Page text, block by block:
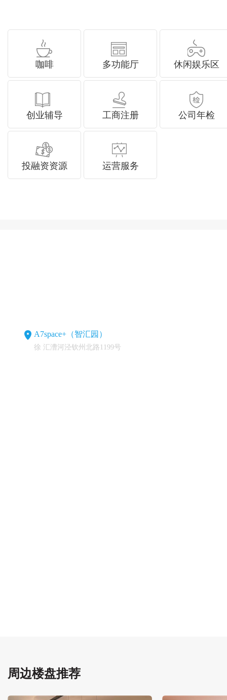
咖啡 多功能厅 休闲娱乐区
创业辅导 工商注册 公司年检
投融资资源 运营服务
A7space+（智汇园）
徐 汇漕河泾钦州北路1199号
周边楼盘推荐